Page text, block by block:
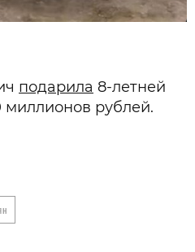
подарила 8-летней
рублей.